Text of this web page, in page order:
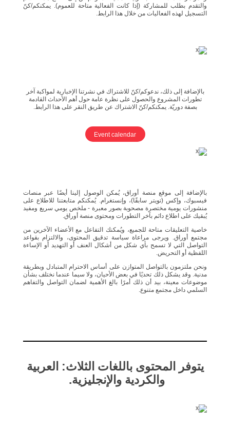
والتقدم بطلب للمشاركة (إذا كانت الفعالية متاحة للعموم). يمكنكم/كنّ
التسجيل لهذه الفعاليات من خلال هذا الرابط.
بالإضافة إلى ذلك، ندعوكم/كنّ للاشتراك في نشرتنا الإخبارية لمواكبة آخر
تطورات المشروع والحصول على نظرة عامة حول أهم الأحداث القادمة
بصفة دوريّة. يمكنكم/كنّ الاشتراك عن طريق النقر على هذا الرابط.
Event calendar
بالإضافة إلى موقع منصة أوراق، يُمكن الوصول إلينا أيضًا عبر منصات
فيسبوك، وإكس (تويتر سابقًا)، وإنستغرام. يُمكنكم متابعتنا للاطلاع على
منشورات يومية مختصرة مصحوبة بصور معبرة - ملخص يومي سريع ومفيد
يُبقيك على اطلاع دائم بآخر التطورات ومحتوى منصة أوراق.
خاصية التعليقات متاحة للجميع، ويُمكنك التفاعل مع الأعضاء الآخرين من
مجتمع أوراق. ويرجى مراعاة سياسة تدقيق المحتوى، والالتزام بقواعد
التواصل التي لا تسمح بأي شكل من أشكال العنف أو التهديد أو الإساءة
اللفظية أو التحريض.
ونحن ملتزمون بالتواصل المتوازن على أساس الاحترام المتبادل وبطريقة
مدنية. وقد يشكل ذلك تحديًا في بعض الأحيان، ولا سيما عندما نختلف بشأن
موضوعات معينة، بيد أن ذلك أمرًا بالغ الأهمية لضمان التواصل والتفاهم
السلمي داخل مجتمع متنوع.
يتوفر المحتوى باللغات الثلاث: العربية
والكردية والإنجليزية.